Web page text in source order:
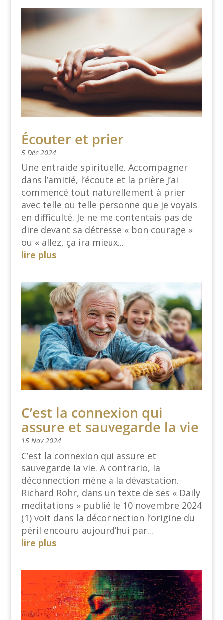
Écouter et prier
5 Déc 2024
Une entraide spirituelle. Accompagner
dans l’amitié, l’écoute et la prière J’ai
commencé tout naturellement à prier
avec telle ou telle personne que je voyais
en difficulté. Je ne me contentais pas de
dire devant sa détresse « bon courage »
ou « allez, ça ira mieux...
lire plus
C’est la connexion qui
assure et sauvegarde la vie
15 Nov 2024
C’est la connexion qui assure et
sauvegarde la vie. A contrario, la
déconnection mène à la dévastation.
Richard Rohr, dans un texte de ses « Daily
meditations » publié le 10 novembre 2024
(1) voit dans la déconnection l’origine du
péril encouru aujourd’hui par...
lire plus